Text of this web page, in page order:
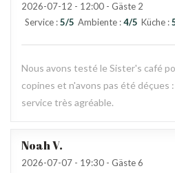
2026-07-12 - 12:00 - Gäste 2
Service :5/5 Ambiente :4/5 Küche :
Nous avons testé le Sister's café
copines et n'avons pas été déçues
service très agréable.
NoahV
2026-07-07 - 19:30 - Gäste 6